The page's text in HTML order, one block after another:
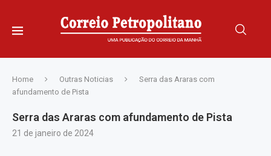
Home Outras Noticias
Serra das Araras com
afundamento de Pista
Serra das Araras com afundamento de Pista
21 de janeiro de 2024